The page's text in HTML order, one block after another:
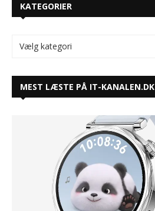
KATEGORIER
MEST LÆSTE PÅ IT-KANALEN.DK